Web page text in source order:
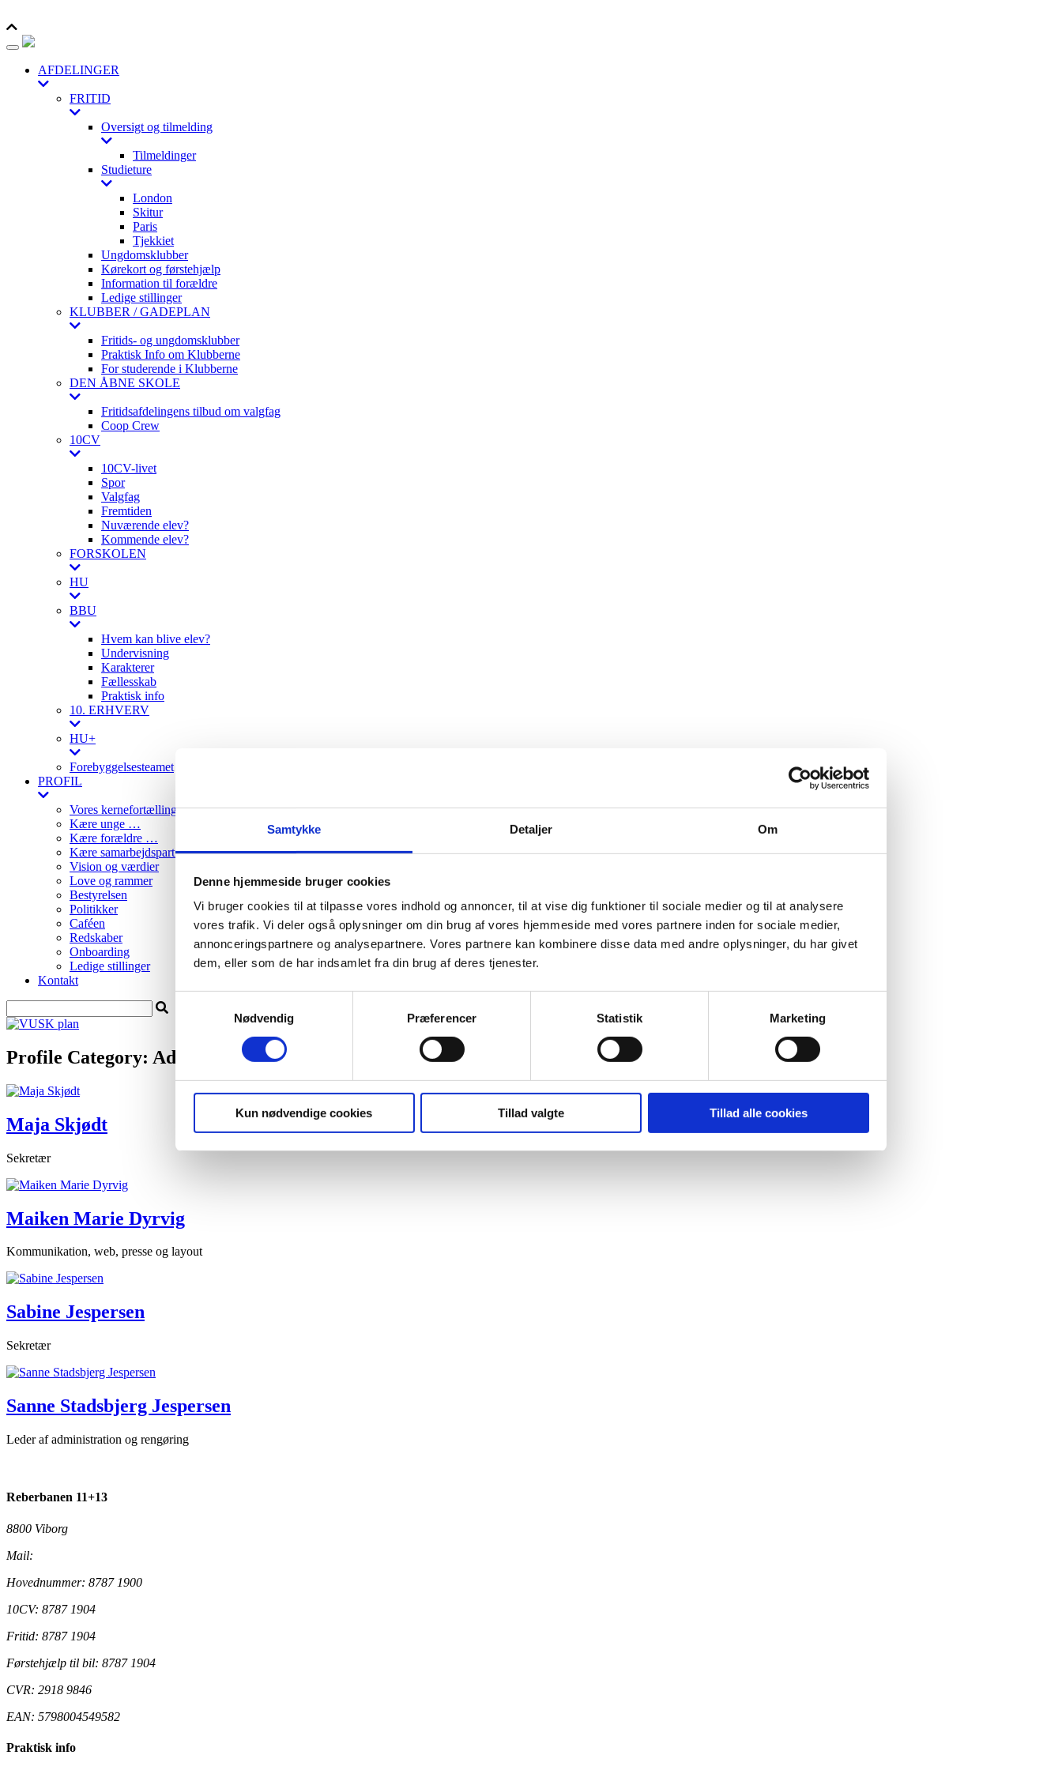
Samtykke Detaljer Om
Denne hjemmeside bruger cookies
Vi bruger cookies til at tilpasse vores indhold og annoncer, til at vise dig funktioner til sociale medier og til at analysere
vores trafik. Vi deler også oplysninger om din brug af vores hjemmeside med vores partnere inden for sociale medier,
annonceringspartnere og analysepartnere. Vores partnere kan kombinere disse data med andre oplysninger, du har givet
dem, eller som de har indsamlet fra din brug af deres tjenester.
Nødvendig
Præferencer Statistik Marketing
Kun nødvendige cookies Tillad valgte Tillad alle cookies
Toggle navigation
AFDELINGER
FRITID
Oversigt og tilmelding
Tilmeldinger
Studieture
London
Skitur
Paris
Tjekkiet
Ungdomsklubber
Kørekort og førstehjælp
Information til forældre
Ledige stillinger
KLUBBER / GADEPLAN
Fritids- og ungdomsklubber
Praktisk Info om Klubberne
For studerende i Klubberne
DEN ÅBNE SKOLE
Fritidsafdelingens tilbud om valgfag
Coop Crew
10CV
10CV-livet
Spor
Valgfag
Fremtiden
Nuværende elev?
Kommende elev?
FORSKOLEN
HU
BBU
Hvem kan blive elev?
Undervisning
Karakterer
Fællesskab
Praktisk info
10. ERHVERV
HU+
Forebyggelsesteamet
PROFIL
Vores kernefortælling
Kære unge …
Kære forældre …
Kære samarbejdspartnere …
Vision og værdier
Love og rammer
Bestyrelsen
Politikker
Caféen
Redskaber
Onboarding
Ledige stillinger
Kontakt
Profile Category: Administration
Maja Skjødt
Sekretær
Maiken Marie Dyrvig
Kommunikation, web, presse og layout
Sabine Jespersen
Sekretær
Sanne Stadsbjerg Jespersen
Leder af administration og rengøring
Reberbanen 11+13
8800 Viborg
Mail:
Hovednummer: 8787 1900
10CV: 8787 1904
Fritid: 8787 1904
Førstehjælp til bil: 8787 1904
CVR: 2918 9846
EAN: 5798004549582
Praktisk info